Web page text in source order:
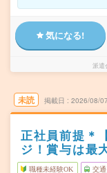
気になる!
派遣
未読 掲載日 2026/08/07
正社員前提＊
ジ！賞与は最
職種未経験OK 交